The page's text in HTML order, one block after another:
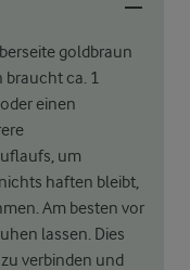
goldbraun
braucht ca. 1
einen
um
haften bleibt,
Am besten vor
lassen. Dies
verbinden und